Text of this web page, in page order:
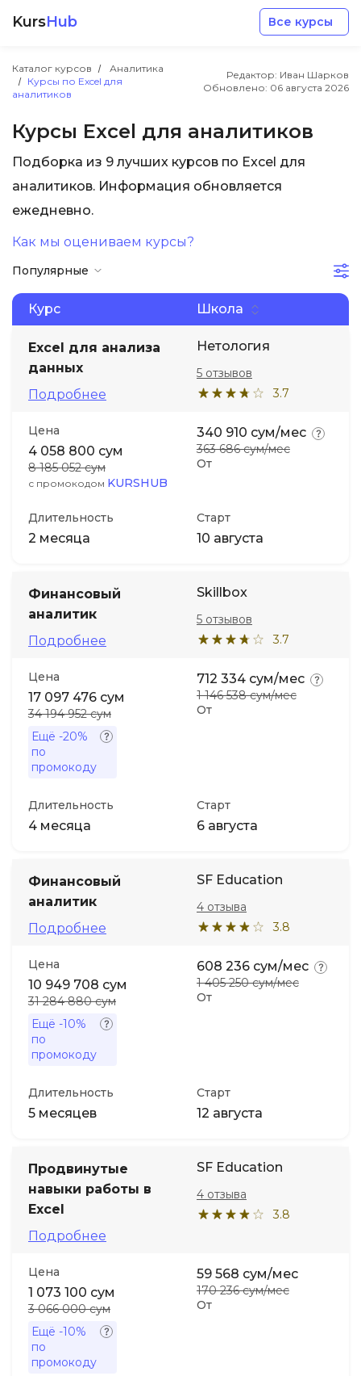
KursHub Все курсы
Каталог курсов
Аналитика
Курсы по Excel для
аналитиков
Редактор: Иван Шарков
Обновлено: 06 августа 2026
Курсы Excel для аналитиков
Подборка из 9 лучших курсов по Excel для
аналитиков. Информация обновляется
ежедневно.
Как мы оцениваем курсы?
Популярные
Курс Школа
Excel для анализа
данных
Подробнее
Нетология
3.7
5 отзывов
Цена
4 058 800 сум
8 185 052 сум
с промокодом KURSHUB
От
340 910 сум/мес
363 686 сум/мес
Длительность
2 месяца
Старт
10 августа
Финансовый
аналитик
Подробнее
Skillbox
3.7
5 отзывов
Цена
17 097 476 сум
34 194 952 сум
Ещё -20%
по
промокоду
От
712 334 сум/мес
1 146 538 сум/мес
Длительность
4 месяца
Старт
6 августа
Финансовый
аналитик
Подробнее
SF Education
3.8
4 отзыва
Цена
10 949 708 сум
31 284 880 сум
Ещё -10%
по
промокоду
От
608 236 сум/мес
1 405 250 сум/мес
Длительность
5 месяцев
Старт
12 августа
Продвинутые
навыки работы в
Excel
Подробнее
SF Education
3.8
4 отзыва
Цена
1 073 100 сум
3 066 000 сум
Ещё -10%
по
промокоду
От
59 568 сум/мес
170 236 сум/мес
Разработка
Маркетинг
Дизайн
Аналитика
Менеджмент
Иностранные языки
Soft Skills
ДПО
Детям